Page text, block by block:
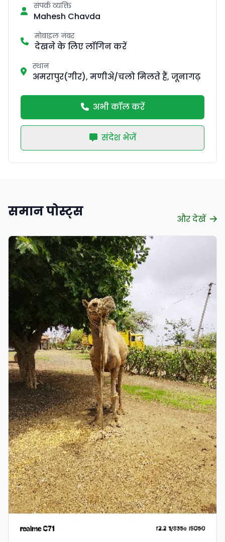
संपर्क व्यक्ति
Mahesh Chavda
मोबाइल नंबर
देखने के लिए लॉगिन करें
स्थान
अमरापुर(गीर), मणीअे/चलो मिलते हैं, जूनागढ़
अभी कॉल करें
संदेश भेजें
समान पोस्ट्स और देखें